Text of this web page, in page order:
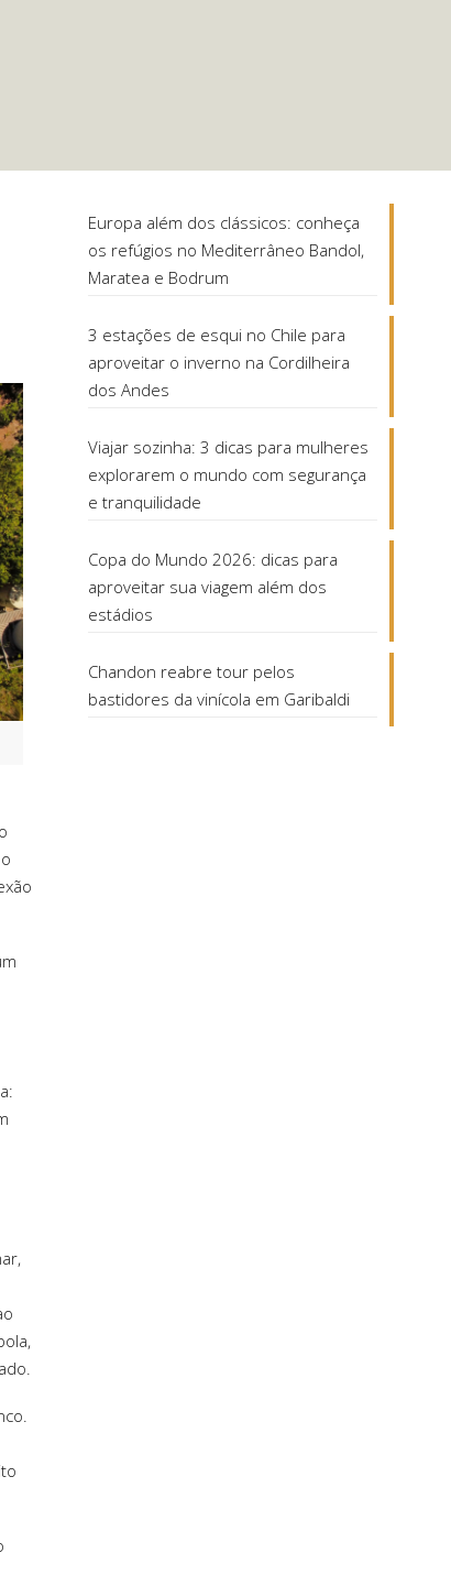
Europa além dos clássicos: conheça
os refúgios no Mediterrâneo Bandol,
Maratea e Bodrum
3 estações de esqui no Chile para
aproveitar o inverno na Cordilheira
dos Andes
Viajar sozinha: 3 dicas para mulheres
explorarem o mundo com segurança
e tranquilidade
Copa do Mundo 2026: dicas para
aproveitar sua viagem além dos
estádios
Chandon reabre tour pelos
bastidores da vinícola em Garibaldi